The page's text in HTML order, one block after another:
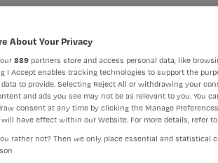
BRANCHE
Onbekend
DIENSTVERBAND
Niet nader bepaald
About Your Privacy
889 partners store and access personal data, like
I Accept enables tracking technologies to support the
data to provide. Selecting Reject All or withdrawing your
and ads you see may not be as relevant to you. You
consent at any time by clicking the Manage
have effect within our Website. For more details, refer to
rather not? Then we only place essential and statistical